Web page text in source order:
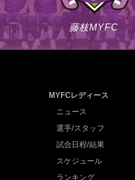
藤枝MYFC
MYFCレディース
ニュース
選手/スタッフ
試合日程/結果
スケジュール
ランキング